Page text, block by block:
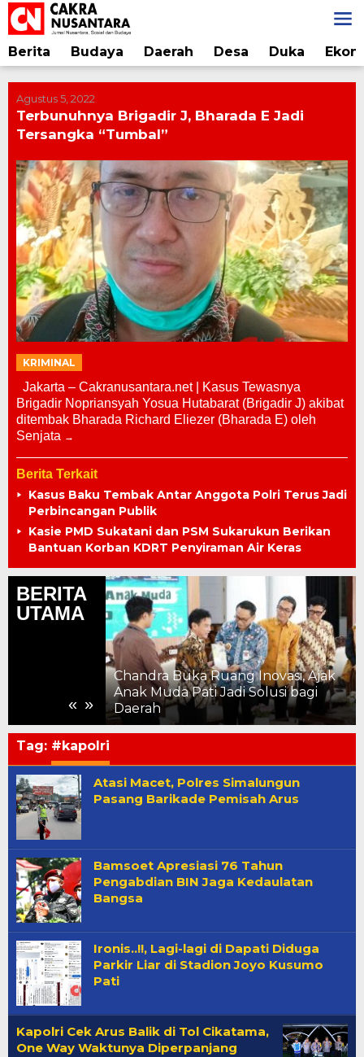
Lewati
ke
konten
Berita Budaya Daerah Desa Duka
Agustus 5, 2022
Terbunuhnya Brigadir J, Bharada E Jadi
Tersangka “Tumbal”
KRIMINAL
Jakarta – Cakranusantara.net | Kasus Tewasnya
Brigadir Nopriansyah Yosua Hutabarat (Brigadir J) akibat
ditembak Bharada Richard Eliezer (Bharada E) oleh
Senjata
Berita Terkait
Kasus Baku Tembak Antar Anggota Polri Terus Jadi
Perbincangan Publik
Kasie PMD Sukatani dan PSM Sukarukun Berikan
Bantuan Korban KDRT Penyiraman Air Keras
BERITA
UTAMA
« »
Pelosok
Chandra Buka Ruang Inovasi, Ajak
Anak Muda Pati Jadi Solusi bagi
Daerah
Tag: #kapolri
Atasi Macet, Polres Simalungun
Pasang Barikade Pemisah Arus
Bamsoet Apresiasi 76 Tahun
Pengabdian BIN Jaga Kedaulatan
Bangsa
Ironis..!!, Lagi-lagi di Dapati Diduga
Parkir Liar di Stadion Joyo Kusumo
Pati
Kapolri Cek Arus Balik di Tol Cikatama,
One Way Waktunya Diperpanjang